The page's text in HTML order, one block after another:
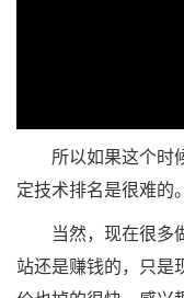
所以如果这个时候
定技术排名是很难的。
当然，现在很多做
站还是赚钱的，只是